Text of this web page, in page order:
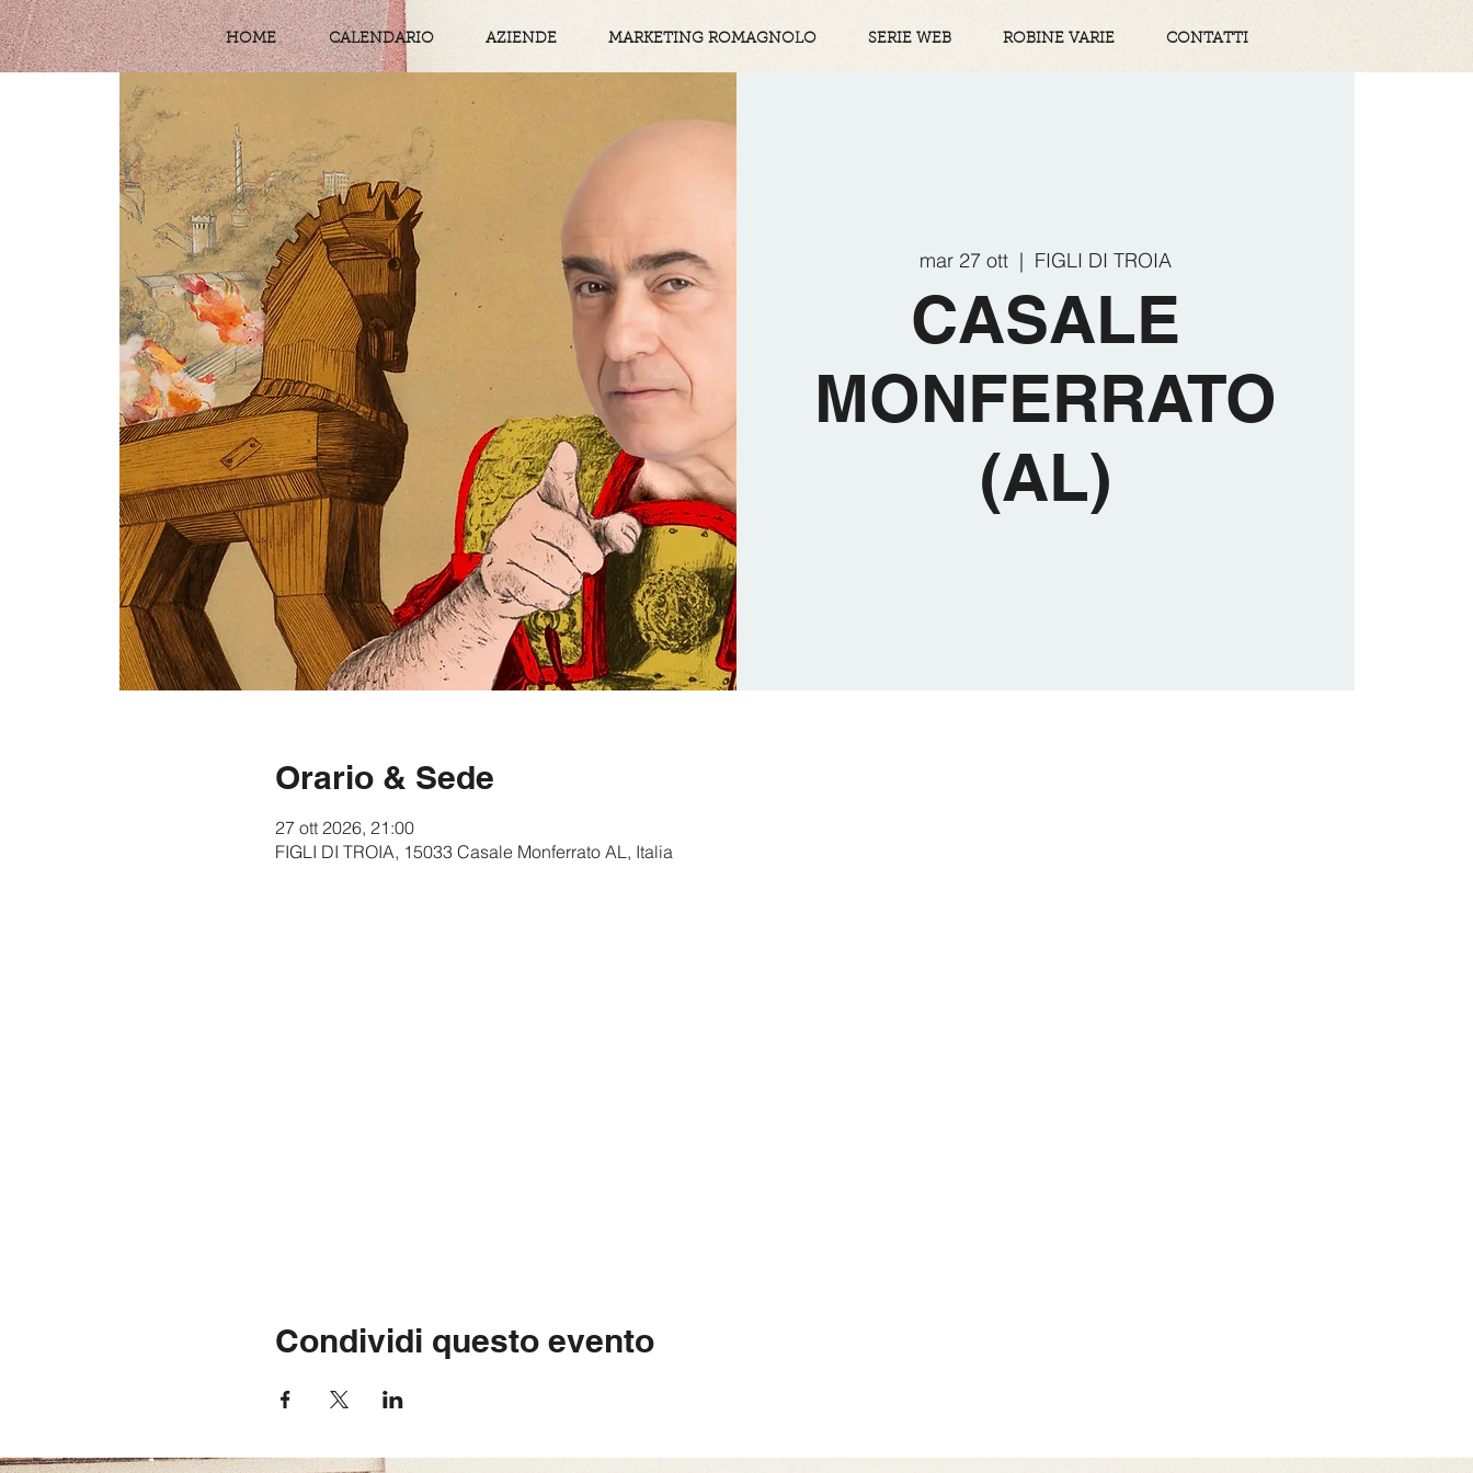
HOME CALENDARIO AZIENDE MARKETING ROMAGNOLO SERIE WEB ROBINE VARIE CONTATTI
mar 27 ott
  |
FIGLI DI TROIA
CASALE
MONFERRATO
(AL)
Orario & Sede
27 ott 2026, 21:00
FIGLI DI TROIA, 15033 Casale Monferrato AL, Italia
Condividi questo evento